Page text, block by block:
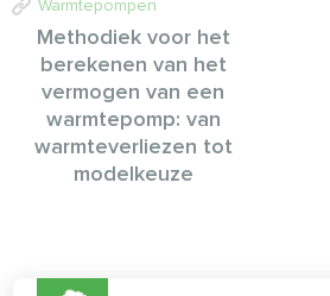
Warmtepompen
Methodiek voor het
berekenen van het
vermogen van een
warmtepomp: van
warmteverliezen tot
modelkeuze